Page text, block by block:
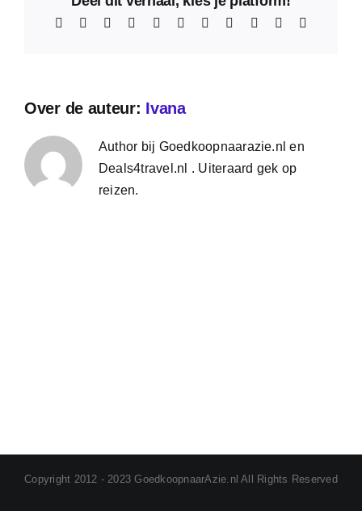
Facebook Reddit LinkedInWhatsAppTelegram
TumblrPinterest Xing
Over de auteur: Ivana
Author bij Goedkoopnaarazie.nl en
Deals4travel.nl . Uiteraard gek op
reizen.
Copyright 2012 - 2023 GoedkoopnaarAzie.nl All Rights Reserved